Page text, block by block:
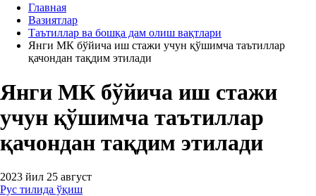
Главная
Вазиятлар
Таътиллар ва бошқа дам олиш вақтлари
Янги МК бўйича иш стажи учун қўшимча таътиллар
қачондан тақдим этилади
Янги МК бўйича иш стажи
учун қўшимча таътиллар
қачондан тақдим этилади
2023 йил 25 август
Рус тилида ўқиш